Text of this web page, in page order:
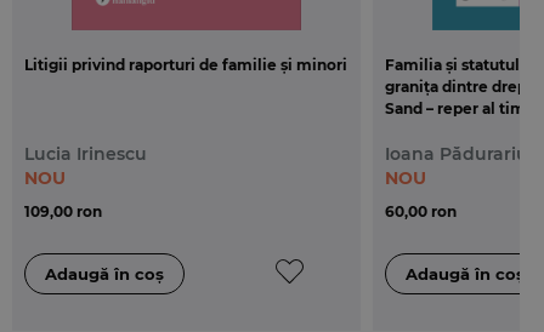
Litigii privind raporturi de familie și minori
Lucia Irinescu
109,00 ron
NOU
Familia și statutul
granița dintre drept
Sand – reper al
Ioana Pădurariu
60,00 ron
NOU